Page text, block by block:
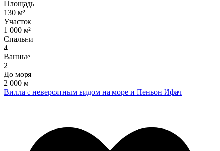
Площадь
130 м²
Участок
1 000 м²
Спальни
4
Ванные
2
До моря
2 000 м
Вилла с невероятным видом на море и Пеньон Ифач